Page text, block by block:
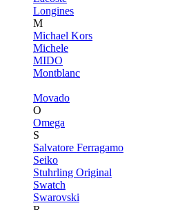
Longines
M
Michael Kors
Michele
MIDO
Montblanc
Movado
O
Omega
S
Salvatore Ferragamo
Seiko
Stuhrling Original
Swatch
Swarovski